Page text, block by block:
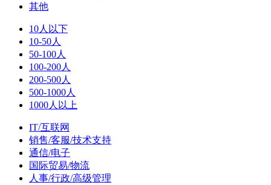
其他
10人以下
10-50人
50-100人
100-200人
200-500人
500-1000人
1000人以上
IT/互联网
销售/客服/技术支持
通信/电子
国际贸易/物流
人事/行政/高级管理